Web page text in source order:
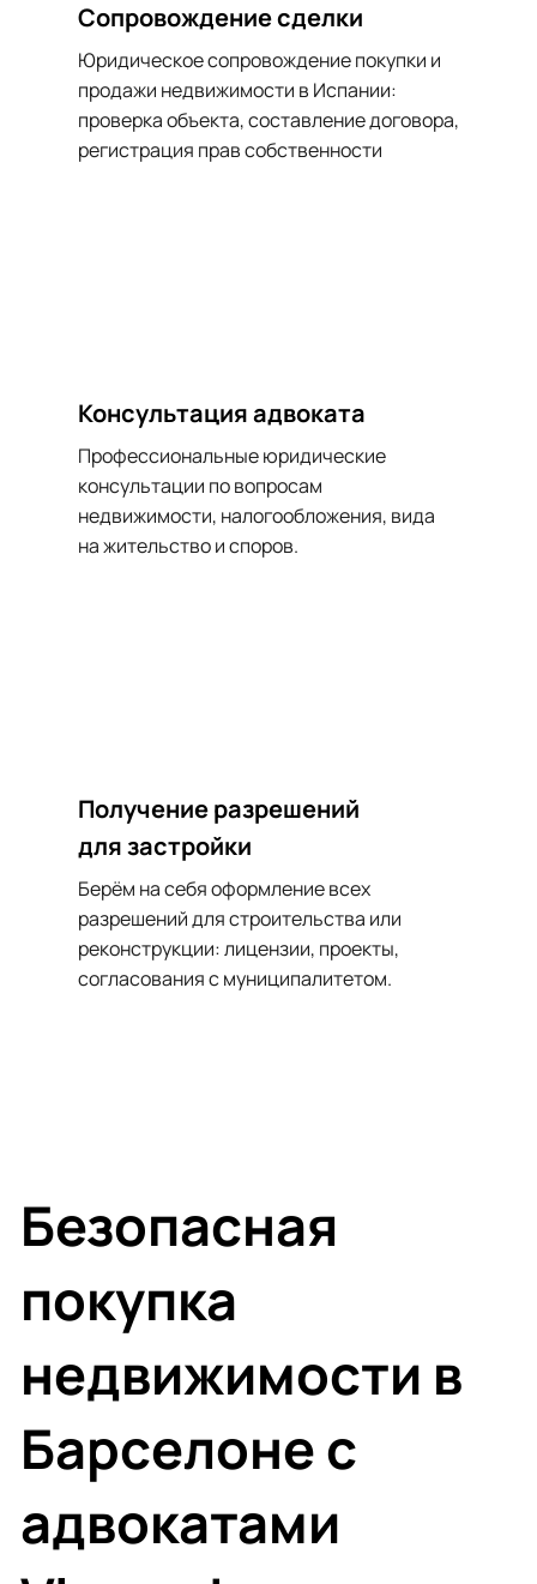
Сопровождение сделки
Юридическое сопровождение покупки и
продажи недвижимости в Испании:
проверка объекта, составление договора,
регистрация прав собственности
Консультация адвоката
Профессиональные юридические
консультации по вопросам
недвижимости, налогообложения, вида
на жительство и споров.
Получение разрешений
для застройки
Берём на себя оформление всех
разрешений для строительства или
реконструкции: лицензии, проекты,
согласования с муниципалитетом.
Безопасная
покупка
недвижимости в
Барселоне с
адвокатами